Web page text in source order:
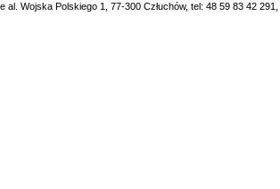
al. Wojska Polskiego 1, 77-300 Człuchów, tel: 48 59 83 42